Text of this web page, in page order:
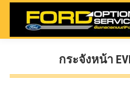
กระจังหน้า
You